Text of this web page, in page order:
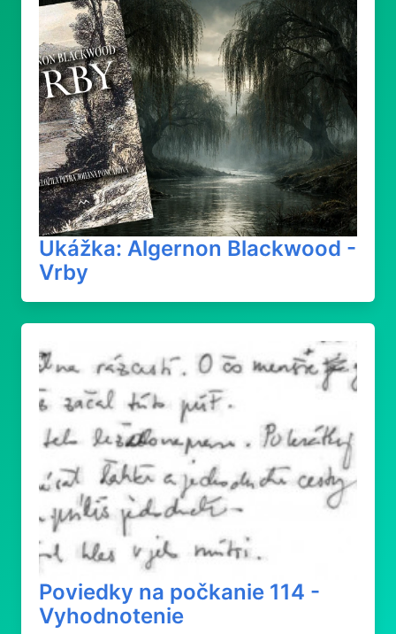
Ukážka: Algernon Blackwood -
Vrby
Poviedky na počkanie 114 -
Vyhodnotenie